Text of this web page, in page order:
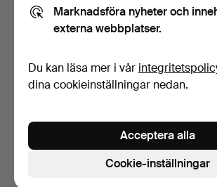
505 USD 494 USD
Marknadsföra nyheter och
externa webbplatser.
Du kan läsa mer i vår
dina cookieinställningar nedan.
Cookie-inställningar
Acceptera alla